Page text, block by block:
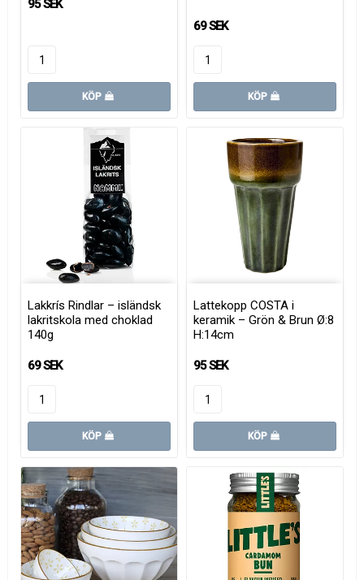
95 SEK
KÖP
69 SEK
KÖP
Lakkrís Rindlar – isländsk
lakritskola med choklad
140g
69 SEK
KÖP
Lattekopp COSTA i
keramik – Grön & Brun Ø:8
H:14cm
95 SEK
KÖP